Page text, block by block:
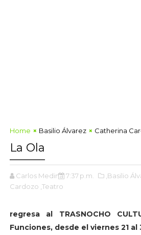
Home Basilio Álvarez Catherina
La Ola
Carlos Medina 7:37 p.m. ,Basilio
Cardozo ,Teatro
regresa al TRASNOCHO
Funciones, desde el viernes 21 al